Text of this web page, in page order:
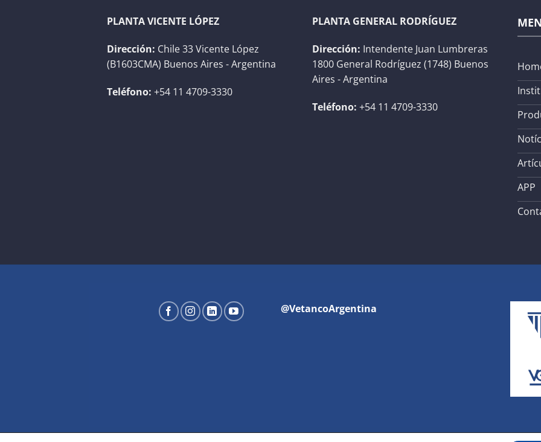
PLANTA VICENTE LÓPEZ
Dirección: Chile 33 Vicente López
(B1603CMA) Buenos Aires - Argentina
Teléfono: +54 11 4709-3330
PLANTA GENERAL RODRÍGUEZ
Dirección: Intendente Juan Lumbreras
1800 General Rodríguez (1748) Buenos
Aires - Argentina
Teléfono: +54 11 4709-3330
APP
@VetancoArgentina